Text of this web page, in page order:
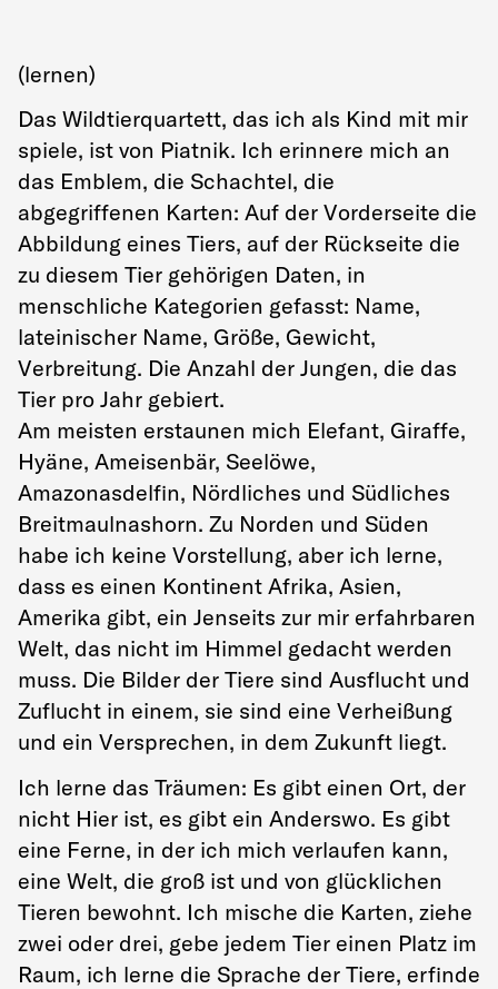
(lernen)
Das Wildtierquartett, das ich als Kind mit mir
spiele, ist von Piatnik. Ich erinnere mich an
das Emblem, die Schachtel, die
abgegriffenen Karten: Auf der Vorderseite die
Abbildung eines Tiers, auf der Rückseite die
zu diesem Tier gehörigen Daten, in
menschliche Kategorien gefasst: Name,
lateinischer Name, Größe, Gewicht,
Verbreitung. Die Anzahl der Jungen, die das
Tier pro Jahr gebiert.
Am meisten erstaunen mich Elefant, Giraffe,
Hyäne, Ameisenbär, Seelöwe,
Amazonasdelfin, Nördliches und Südliches
Breitmaulnashorn. Zu Norden und Süden
habe ich keine Vorstellung, aber ich lerne,
dass es einen Kontinent Afrika, Asien,
Amerika gibt, ein Jenseits zur mir erfahrbaren
Welt, das nicht im Himmel gedacht werden
muss. Die Bilder der Tiere sind Ausflucht und
Zuflucht in einem, sie sind eine Verheißung
und ein Versprechen, in dem Zukunft liegt.
Ich lerne das Träumen: Es gibt einen Ort, der
nicht Hier ist, es gibt ein Anderswo. Es gibt
eine Ferne, in der ich mich verlaufen kann,
eine Welt, die groß ist und von glücklichen
Tieren bewohnt. Ich mische die Karten, ziehe
zwei oder drei, gebe jedem Tier einen Platz im
Raum, ich lerne die Sprache der Tiere, erfinde